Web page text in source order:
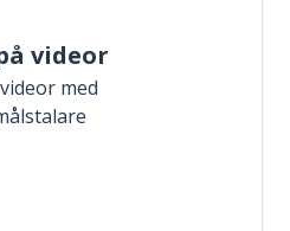
videor
med